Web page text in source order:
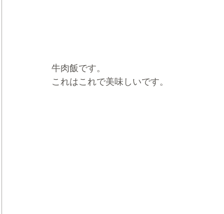
牛肉飯です。
これはこれで美味しいです。